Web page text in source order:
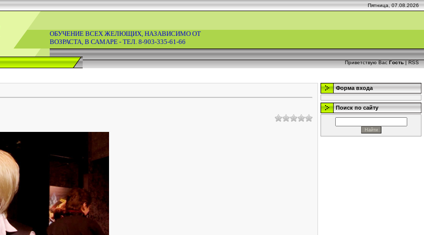
Пятница, 07.08.2026
ОБУЧЕНИЕ ВСЕХ ЖЕЛЮЩИХ, НАЗАВИСИМО ОТ
ВОЗРАСТА, В САМАРЕ - ТЕЛ. 8-903-335-61-66
Приветствую Вас Гость | RSS
Форма входа
Поиск по сайту